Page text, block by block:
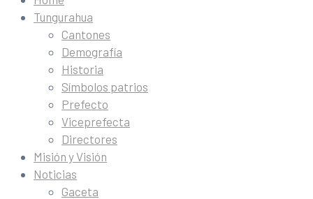
Tungurahua
Cantones
Demografía
Historia
Símbolos patrios
Prefecto
Viceprefecta
Directores
Misión y Visión
Noticias
Gaceta